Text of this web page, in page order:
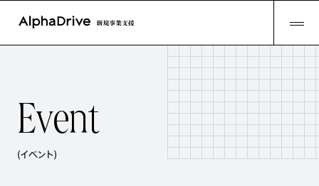
Event
(イベント)